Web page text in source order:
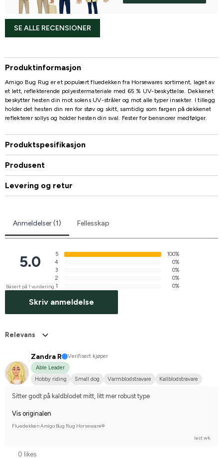
SE ALLE RECENSIONER
Produktinformasjon
Amigo Bug Rug er et populært fluedekken fra Horsewares sortiment, laget av
et lett, reflekterende polyestermateriale med 65 % UV-beskyttelse. Dekkenet
beskytter hesten din mot solens UV-stråler og mot alle typer insekter. I tillegg
holder det hesten din ren for støv og skitt, samtidig som fargen på dekkenet
reflekterer sollys og holder hesten din sval. Fester for bensnorer medfølger.
Produktspesifikasjon
Produsent
Levering og retur
Anmeldelser (1) Fellesskap
5.0
Basert på 1 vurdering
5
100%
4
0%
3
0%
2
0%
1
0%
Skriv anmeldelse
Relevans
Zandra R
Verifisert kjøper
Able Leader
Hobby riding
Small dog Varmblodstravare
Kallblodstravare
Sitter godt på kaldblodet mitt, litt mer robust type
Vis originalen
Fluedekken Amigo Bug Rug Horseware®
last wk.
0 likes